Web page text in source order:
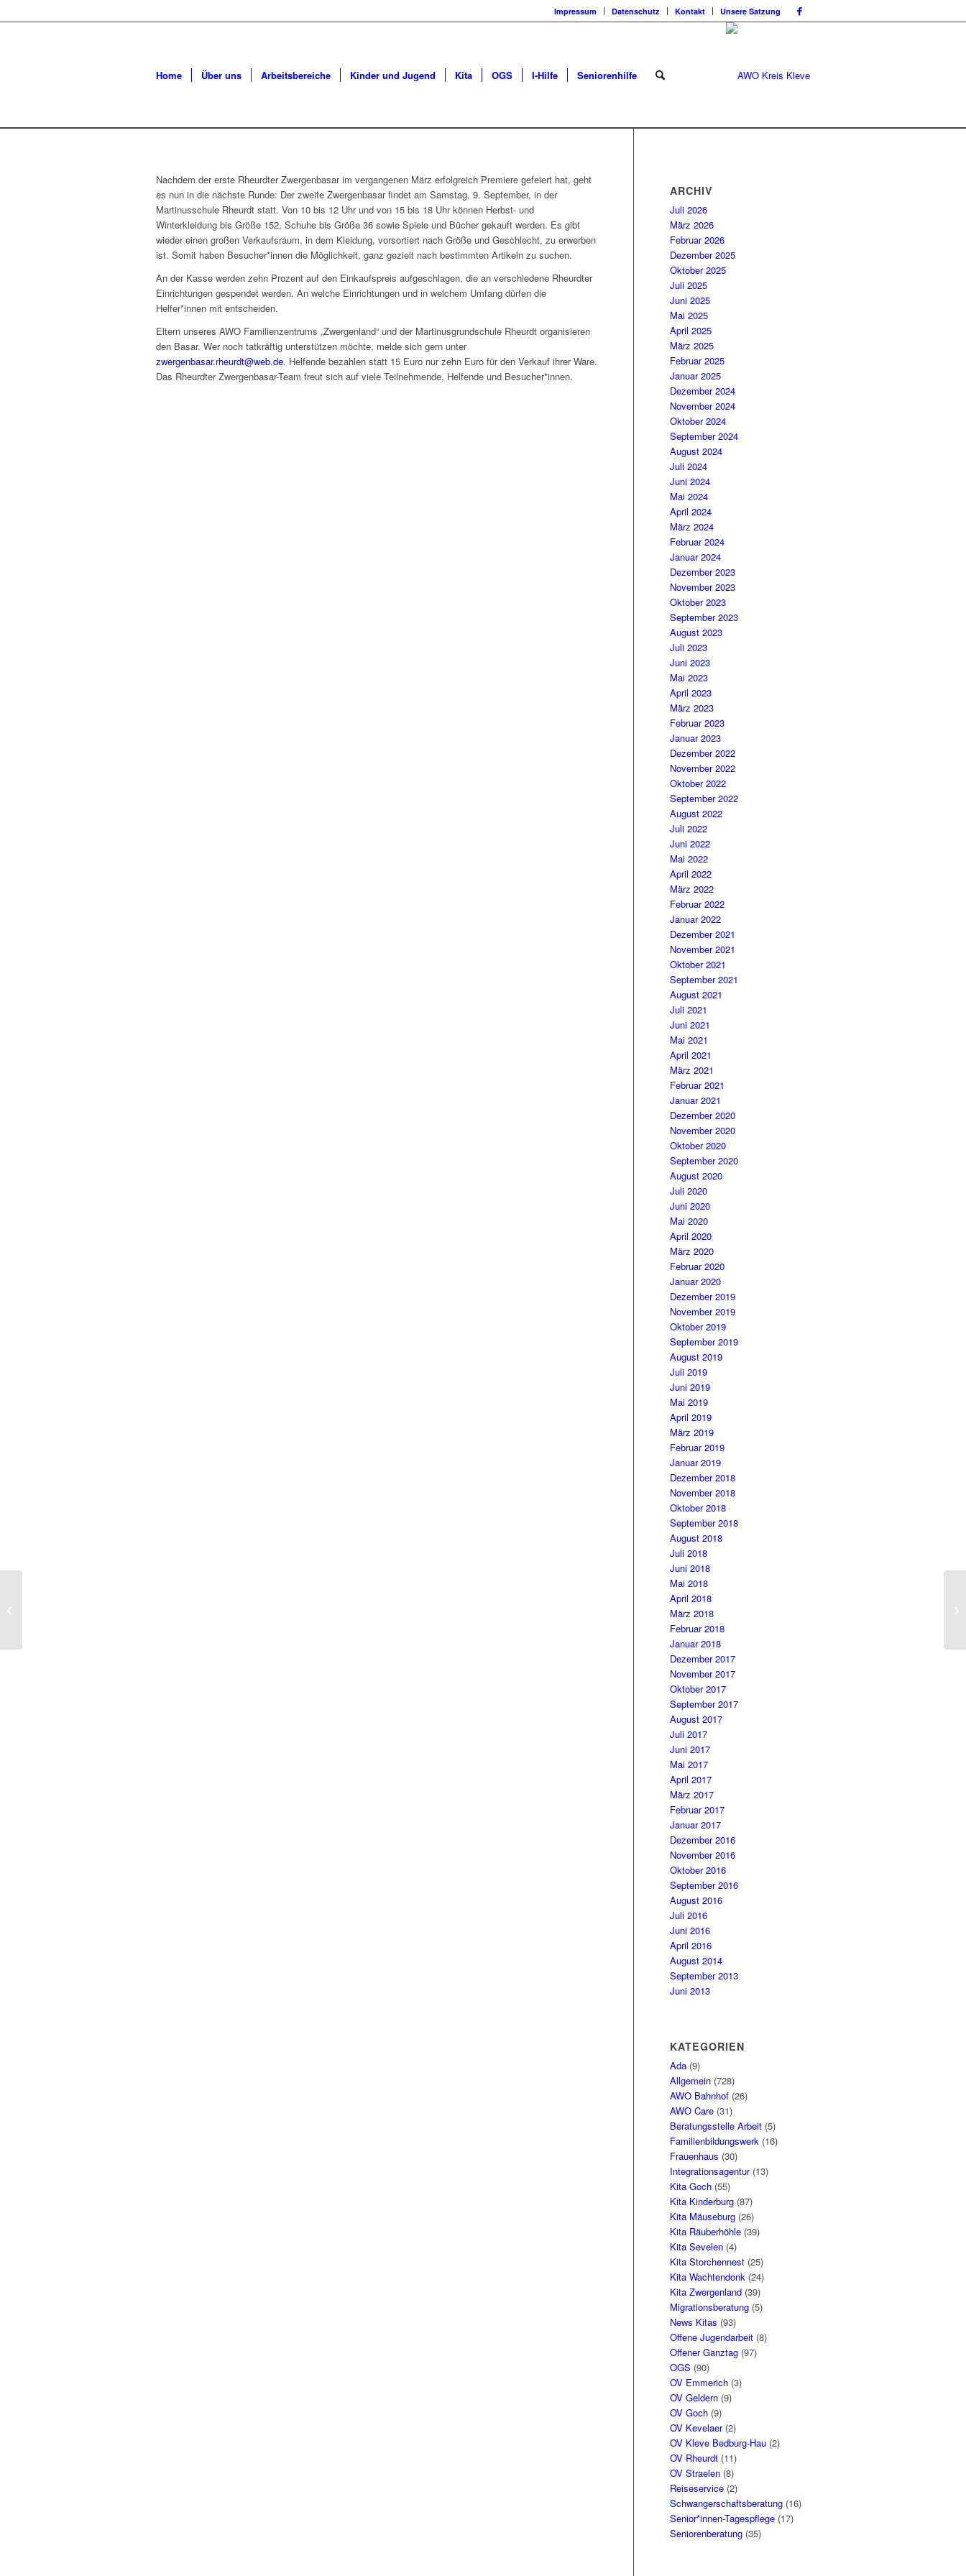
Impressum Datenschutz Kontakt Unsere Satzung
Home Über uns Arbeitsbereiche Kinder und Jugend Kita OGS I-Hilfe Seniorenhilfe
Nachdem der erste Rheurdter Zwergenbasar im vergangenen März erfolgreich Premiere gefeiert hat, geht
es nun in die nächste Runde: Der zweite Zwergenbasar findet am Samstag, 9. September, in der
Martinusschule Rheurdt statt. Von 10 bis 12 Uhr und von 15 bis 18 Uhr können Herbst- und
Winterkleidung bis Größe 152, Schuhe bis Größe 36 sowie Spiele und Bücher gekauft werden. Es gibt
wieder einen großen Verkaufsraum, in dem Kleidung, vorsortiert nach Größe und Geschlecht, zu erwerben
ist. Somit haben Besucher*innen die Möglichkeit, ganz gezielt nach bestimmten Artikeln zu suchen.
An der Kasse werden zehn Prozent auf den Einkaufspreis aufgeschlagen, die an verschiedene Rheurdter
Einrichtungen gespendet werden. An welche Einrichtungen und in welchem Umfang dürfen die
Helfer*innen mit entscheiden.
Eltern unseres AWO Familienzentrums „Zwergenland“ und der Martinusgrundschule Rheurdt organisieren
den Basar. Wer noch tatkräftig unterstützen möchte, melde sich gern unter
zwergenbasar.rheurdt@web.de. Helfende bezahlen statt 15 Euro nur zehn Euro für den Verkauf ihrer Ware.
Das Rheurdter Zwergenbasar-Team freut sich auf viele Teilnehmende, Helfende und Besucher*innen.
ARCHIV
Juli 2026
März 2026
Februar 2026
Dezember 2025
Oktober 2025
Juli 2025
Juni 2025
Mai 2025
April 2025
März 2025
Februar 2025
Januar 2025
Dezember 2024
November 2024
Oktober 2024
September 2024
August 2024
Juli 2024
Juni 2024
Mai 2024
April 2024
März 2024
Februar 2024
Januar 2024
Dezember 2023
November 2023
Oktober 2023
September 2023
August 2023
Juli 2023
Juni 2023
Mai 2023
April 2023
März 2023
Februar 2023
Januar 2023
Dezember 2022
November 2022
Oktober 2022
September 2022
August 2022
Juli 2022
Juni 2022
Mai 2022
April 2022
März 2022
Februar 2022
Januar 2022
Dezember 2021
November 2021
Oktober 2021
September 2021
August 2021
Juli 2021
Juni 2021
Mai 2021
April 2021
März 2021
Februar 2021
Januar 2021
Dezember 2020
November 2020
Oktober 2020
September 2020
August 2020
Juli 2020
Juni 2020
Mai 2020
April 2020
März 2020
Februar 2020
Januar 2020
Dezember 2019
November 2019
Oktober 2019
September 2019
August 2019
Juli 2019
Juni 2019
Mai 2019
April 2019
März 2019
Februar 2019
Januar 2019
Dezember 2018
November 2018
Oktober 2018
September 2018
August 2018
Juli 2018
Juni 2018
Mai 2018
April 2018
März 2018
Februar 2018
Januar 2018
Dezember 2017
November 2017
Oktober 2017
September 2017
August 2017
Juli 2017
Juni 2017
Mai 2017
April 2017
März 2017
Februar 2017
Januar 2017
Dezember 2016
November 2016
Oktober 2016
September 2016
August 2016
Juli 2016
Juni 2016
April 2016
August 2014
September 2013
Juni 2013
KATEGORIEN
Ada (9)
Allgemein (728)
AWO Bahnhof (26)
AWO Care (31)
Beratungsstelle Arbeit (5)
Familienbildungswerk (16)
Frauenhaus (30)
Integrationsagentur(13)
Kita Goch (55)
Kita Kinderburg (87)
Kita Mäuseburg (26)
Kita Räuberhöhle (39)
Kita Sevelen (4)
Kita Storchennest (25)
Kita Wachtendonk (24)
Kita Zwergenland (39)
Migrationsberatung (5)
News Kitas (93)
Offene Jugendarbeit (8)
Offener Ganztag (97)
OGS (90)
OV Emmerich (3)
OV Geldern (9)
OV Goch (9)
OV Kevelaer(2)
OV Kleve Bedburg-Hau (2)
OV Rheurdt (11)
OV Straelen (8)
Reiseservice (2)
Schwangerschaftsberatung (16)
Senior*innen-Tagespflege (17)
Seniorenberatung (35)